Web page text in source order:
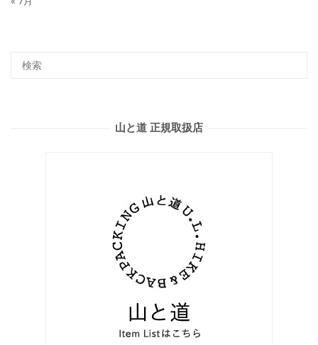
山と道 正規取扱店